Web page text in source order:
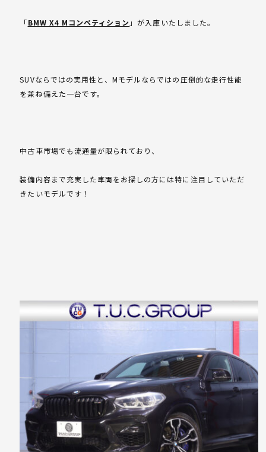
「BMW X4 Mコンペティション 」が入庫いたしました。
SUVならではの実用性と、Mモデルならではの圧倒的な走行性能
を兼ね備えた一台です。
中古車市場でも流通量が限られており、
装備内容まで充実した車両をお探しの方には特に注目していただ
きたいモデルです！